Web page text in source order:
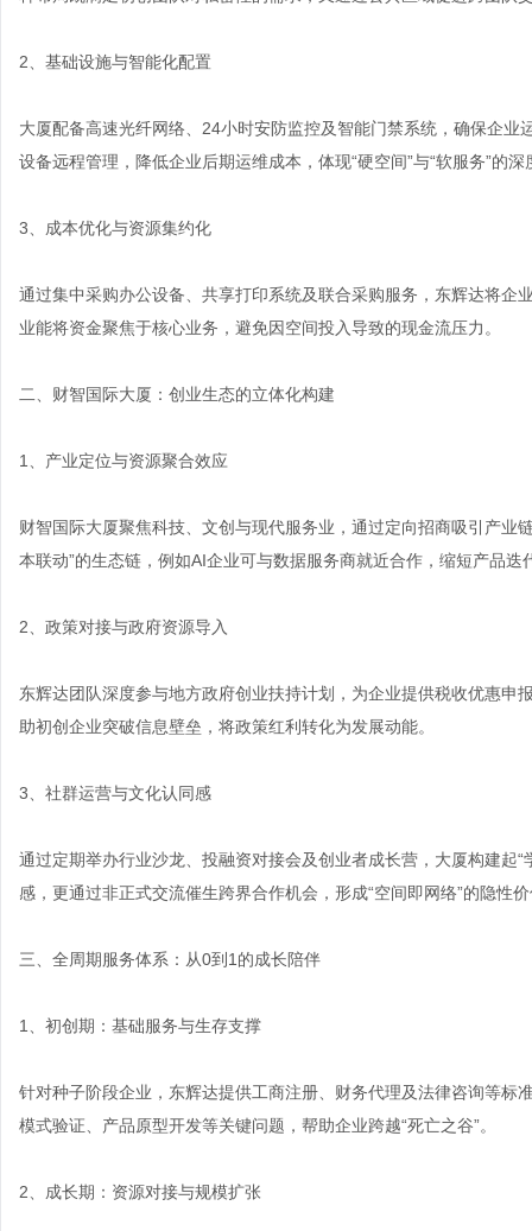
2、基础设施与智能化配置
大厦配备高速光纤网络、24小时安防监控及智能门禁系统，确保企
设备远程管理，降低企业后期运维成本，体现“硬空间”与“软服务”的深
3、成本优化与资源集约化
通过集中采购办公设备、共享打印系统及联合采购服务，东辉达将企
业能将资金聚焦于核心业务，避免因空间投入导致的现金流压力。
二、财智国际大厦：创业生态的立体化构建
1、产业定位与资源聚合效应
财智国际大厦聚焦科技、文创与现代服务业，通过定向招商吸引产业
本联动”的生态链，例如AI企业可与数据服务商就近合作，缩短产品迭
2、政策对接与政府资源导入
东辉达团队深度参与地方政府创业扶持计划，为企业提供税收优惠申
助初创企业突破信息壁垒，将政策红利转化为发展动能。
3、社群运营与文化认同感
通过定期举办行业沙龙、投融资对接会及创业者成长营，大厦构建起
感，更通过非正式交流催生跨界合作机会，形成“空间即网络”的隐性
三、全周期服务体系：从0到1的成长陪伴
1、初创期：基础服务与生存支撑
针对种子阶段企业，东辉达提供工商注册、财务代理及法律咨询等标
模式验证、产品原型开发等关键问题，帮助企业跨越“死亡之谷”。
2、成长期：资源对接与规模扩张